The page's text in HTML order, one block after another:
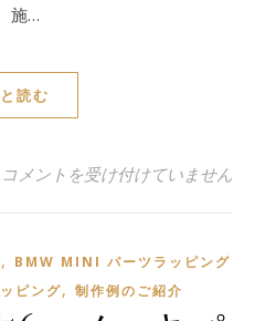
施…
読む
BMW MINI R53 のダッシュボー
コメントを受け付けていません
, BMW MINI パーツラッピング
ピング, 制作例のご紹介